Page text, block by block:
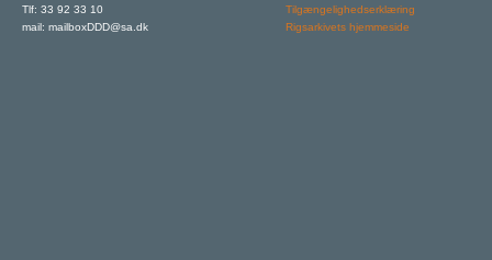
Tlf: 33 92 33 10
mail: mailboxDDD@sa.dk
Tilgængelighedserklæring
Rigsarkivets hjemmeside